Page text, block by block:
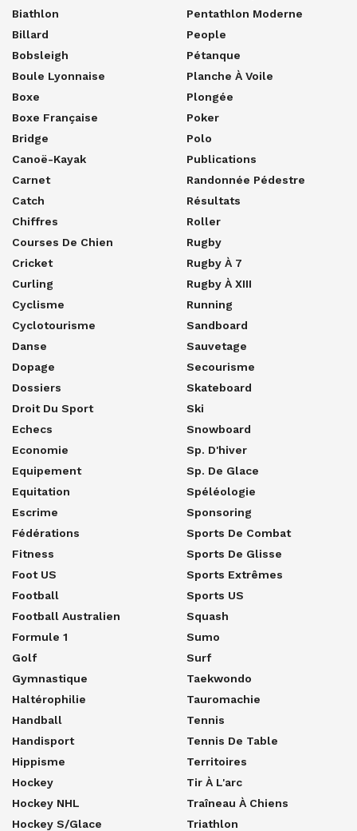
Biathlon
Billard
Bobsleigh
Boule Lyonnaise
Boxe
Boxe Française
Bridge
Canoë-Kayak
Carnet
Catch
Chiffres
Courses De Chien
Cricket
Curling
Cyclisme
Cyclotourisme
Danse
Dopage
Dossiers
Droit Du Sport
Echecs
Economie
Equipement
Equitation
Escrime
Fédérations
Fitness
Foot US
Football
Football Australien
Formule 1
Golf
Gymnastique
Haltérophilie
Handball
Handisport
Hippisme
Hockey
Hockey NHL
Hockey S/glace
Pentathlon Moderne
People
Pétanque
Planche À Voile
Plongée
Poker
Polo
Publications
Randonnée Pédestre
Résultats
Roller
Rugby
Rugby À 7
Rugby À XIII
Running
Sandboard
Sauvetage
Secourisme
Skateboard
Ski
Snowboard
Sp. D'hiver
Sp. De Glace
Spéléologie
Sponsoring
Sports De Combat
Sports De Glisse
Sports Extrêmes
Sports US
Squash
Sumo
Surf
Taekwondo
Tauromachie
Tennis
Tennis De Table
Territoires
Tir À L'arc
Traîneau À Chiens
Triathlon